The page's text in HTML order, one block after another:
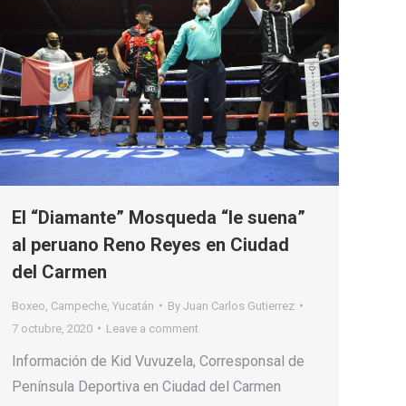
El “Diamante” Mosqueda “le suena”
al peruano Reno Reyes en Ciudad
del Carmen
Boxeo Campeche Yucatán By Juan Carlos Gutierrez
7 octubre, 2020
Leave a comment
Información de Kid Vuvuzela, Corresponsal de
Península Deportiva en Ciudad del Carmen